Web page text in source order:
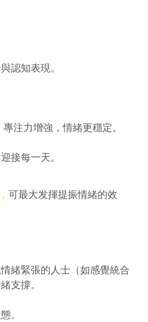
認知表現。
注力增強，情緒更穩定。
接每一天。
可最大发揮提振情緒的效
緒緊張的人士（如感覺統合
支撐。
。
褥&床架$1000